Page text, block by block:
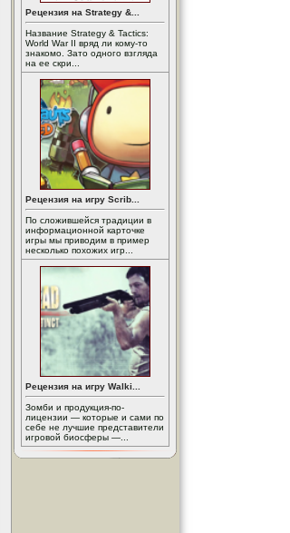
Рецензия на Strategy &...
Название Strategy & Tactics:
World War II вряд ли кому-то
знакомо. Зато одного взгляда
на ее скри...
Рецензия на игру Scrib...
По сложившейся традиции в
информационной карточке
игры мы приводим в пример
несколько похожих игр...
Рецензия на игру Walki...
Зомби и продукция-по-
лицензии — которые и сами по
себе не лучшие представители
игровой биосферы —...